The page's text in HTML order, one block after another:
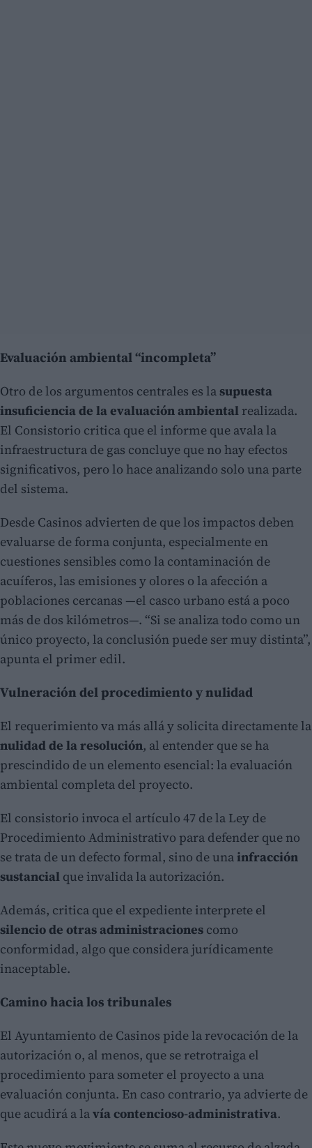
Evaluación ambiental “incompleta”
Otro de los argumentos centrales es lasupuesta
insuficiencia de la evaluación ambiental realizada.
El Consistorio critica que el informe que avala la
infraestructura de gas concluye que no hay efectos
significativos, pero lo hace analizando solo una parte
del sistema.
Desde Casinos advierten de que los impactos deben
evaluarse de forma conjunta, especialmente en
cuestiones sensibles como la contaminación de
acuíferos, las emisiones y olores o la afección a
poblaciones cercanas —el casco urbano está a poco
más de dos kilómetros—. “Si se analiza todo como un
único proyecto, la conclusión puede ser muy distinta”,
apunta el primer edil.
Vulneración del procedimiento y nulidad
El requerimiento va más allá y solicita directamente la
nulidad de la resolución, al entender que se ha
prescindido de un elemento esencial: la evaluación
ambiental completa del proyecto.
El consistorio invoca el artículo 47 de la Ley de
Procedimiento Administrativo para defender que no
se trata de un defecto formal, sino de unainfracción
sustancial que invalida la autorización.
Además, critica que el expediente interprete el
silencio de otras administraciones como
conformidad, algo que considera jurídicamente
inaceptable.
Camino hacia los tribunales
El Ayuntamiento de Casinos pide la revocación de la
autorización o, al menos, que se retrotraiga el
procedimiento para someter el proyecto a una
evaluación conjunta. En caso contrario, ya advierte de
que acudirá a lavía contencioso-administrativa.